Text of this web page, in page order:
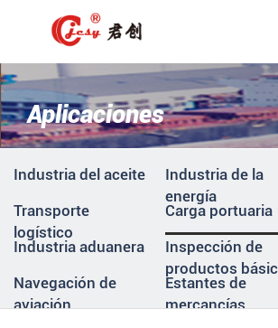
Aplicaciones
Industria del aceite
Industria de la
energía
Transporte
logístico
Carga portuaria
Industria aduanera
Inspección de
productos
Navegación de
aviación
Estantes de
mercancías